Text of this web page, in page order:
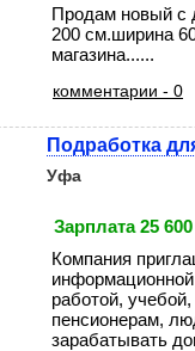
Продам новый с
200 см.ширина
магазина......
комментарии - 0
Подработка
Уфа
Зарплата 25
Компания
работой,
пенсионерам,
зарабатывать